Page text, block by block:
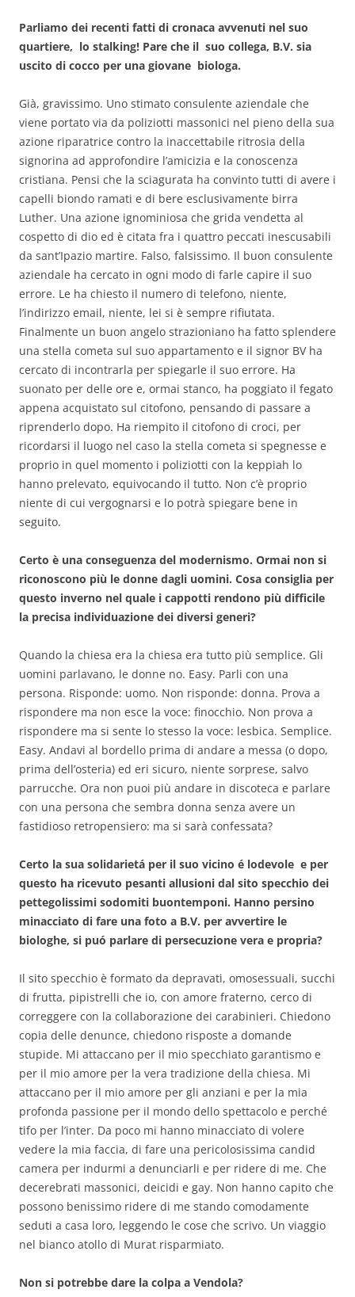
Parliamo dei recenti fatti di cronaca avvenuti nel suo
quartiere, lo stalking! Pare che il suo collega, B.V. sia
uscito di cocco per una giovane biologa.
Già, gravissimo. Uno stimato consulente aziendale che
viene portato via da poliziotti massonici nel pieno della sua
azione riparatrice contro la inaccettabile ritrosia della
signorina ad approfondire l’amicizia e la conoscenza
cristiana. Pensi che la sciagurata ha convinto tutti di avere i
capelli biondo ramati e di bere esclusivamente birra
Luther. Una azione ignominiosa che grida vendetta al
cospetto di dio ed è citata fra i quattro peccati inescusabili
da sant’Ipazio martire. Falso, falsissimo. Il buon consulente
aziendale ha cercato in ogni modo di farle capire il suo
errore. Le ha chiesto il numero di telefono, niente,
l’indirizzo email, niente, lei si è sempre rifiutata.
Finalmente un buon angelo strazioniano ha fatto splendere
una stella cometa sul suo appartamento e il signor BV ha
cercato di incontrarla per spiegarle il suo errore. Ha
suonato per delle ore e, ormai stanco, ha poggiato il fegato
appena acquistato sul citofono, pensando di passare a
riprenderlo dopo. Ha riempito il citofono di croci, per
ricordarsi il luogo nel caso la stella cometa si spegnesse e
proprio in quel momento i poliziotti con la keppiah lo
hanno prelevato, equivocando il tutto. Non c’è proprio
niente di cui vergognarsi e lo potrà spiegare bene in
seguito.
Certo è una conseguenza del modernismo. Ormai non si
riconoscono più le donne dagli uomini. Cosa consiglia per
questo inverno nel quale i cappotti rendono più difficile
la precisa individuazione dei diversi generi?
Quando la chiesa era la chiesa era tutto più semplice. Gli
uomini parlavano, le donne no. Easy. Parli con una
persona. Risponde: uomo. Non risponde: donna. Prova a
rispondere ma non esce la voce: finocchio. Non prova a
rispondere ma si sente lo stesso la voce: lesbica. Semplice.
Easy. Andavi al bordello prima di andare a messa (o dopo,
prima dell’osteria) ed eri sicuro, niente sorprese, salvo
parrucche. Ora non puoi più andare in discoteca e parlare
con una persona che sembra donna senza avere un
fastidioso retropensiero: ma si sarà confessata?
Certo la sua solidarietá per il suo vicino é lodevole e per
questo ha ricevuto pesanti allusioni dal sito specchio dei
pettegolissimi sodomiti buontemponi. Hanno persino
minacciato di fare una foto a B.V. per avvertire le
biologhe, si puó parlare di persecuzione vera e propria?
Il sito specchio è formato da depravati, omosessuali, succhi
di frutta, pipistrelli che io, con amore fraterno, cerco di
correggere con la collaborazione dei carabinieri. Chiedono
copia delle denunce, chiedono risposte a domande
stupide. Mi attaccano per il mio specchiato garantismo e
per il mio amore per la vera tradizione della chiesa. Mi
attaccano per il mio amore per gli anziani e per la mia
profonda passione per il mondo dello spettacolo e perché
tifo per l’inter. Da poco mi hanno minacciato di volere
vedere la mia faccia, di fare una pericolosissima candid
camera per indurmi a denunciarli e per ridere di me. Che
decerebrati massonici, deicidi e gay. Non hanno capito che
possono benissimo ridere di me stando comodamente
seduti a casa loro, leggendo le cose che scrivo. Un viaggio
nel bianco atollo di Murat risparmiato.
Non si potrebbe dare la colpa a Vendola?